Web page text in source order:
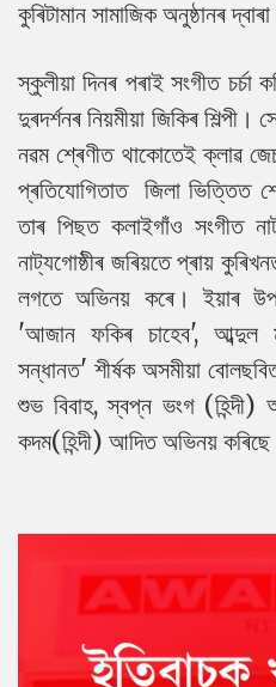
কুৰিটামান সামাজিক অনুষ্ঠানৰ
স্কুলীয়া দিনৰ পৰাই সংগীত
দুৰদৰ্শনৰ নিয়মীয়া জিকিৰ
নৱম শ্ৰেণীত থাকোতেই ক্লাৱ
প্ৰতিযোগিতাত জিলা ভিত্তিত
তাৰ পিছত কলাইগাঁও সংগীত
নাট্যগোষ্ঠীৰ জৰিয়তে প্ৰায়
লগতে অভিনয় কৰে। ইয়াৰ
'আজান ফকিৰ চাহেব', আব্দুল
সন্ধানত' শীৰ্ষক অসমীয়া
শুভ বিবাহ, স্বপ্ন ভংগ
কদম(হিন্দী) আদিত অভিনয়